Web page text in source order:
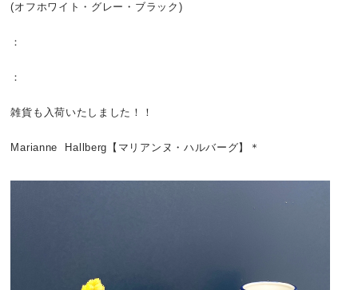
(オフホワイト・グレー・ブラック)
：
：
雑貨も入荷いたしました！！
Marianne Hallberg【マリアンヌ・ハルバーグ】＊